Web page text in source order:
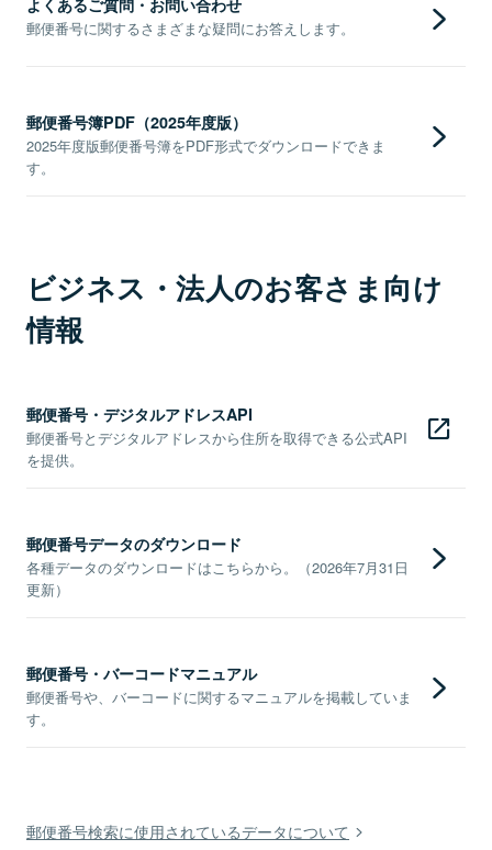
よくあるご質問・お問い合わせ
郵便番号に関するさまざまな疑問にお答えします。
郵便番号簿PDF（2025年度版）
2025年度版郵便番号簿をPDF形式でダウンロードできま
す。
ビジネス・法人のお客さま向け
情報
郵便番号・デジタルアドレスAPI
郵便番号とデジタルアドレスから住所を取得できる公式API
を提供。
郵便番号データのダウンロード
各種データのダウンロードはこちらから。（2026年7月31日
更新）
郵便番号・バーコードマニュアル
郵便番号や、バーコードに関するマニュアルを掲載していま
す。
郵便番号検索に使用されているデータについて